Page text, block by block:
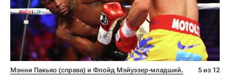
Мэнни Пакьяо (справа) и Флойд Мэйуэзер-младший. 5 из 12